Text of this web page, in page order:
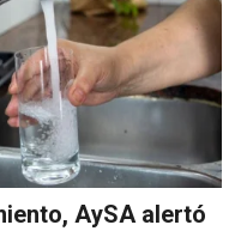
AySA alertó